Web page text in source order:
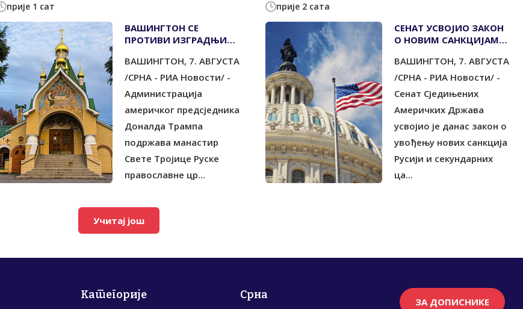
прије 1 сат
ВАШИНГТОН СЕ
ПРОТИВИ ИЗГРАДЊИ
РУСКОГ МАНАСТИРА
ВАШИНГТОН, 7. АВГУСТА
/СРНА - РИА Новости/ -
Администрација
америчког предсједника
Доналда Трампа
подржава манастир
Свете Тројице Руске
православне цр...
прије 2 сата
СЕНАТ УСВОЈИО ЗАКОН
О НОВИМ САНКЦИЈАМА
ВАШИНГТОН, 7. АВГУСТА
/СРНА - РИА Новости/ -
Сенат Сједињених
Америчких Држава
усвојио је данас закон о
увођењу нових санкција
Русији и секундарних
ца...
Учитај још
Категорије Срна
ЗА ДОПИСНИКЕ